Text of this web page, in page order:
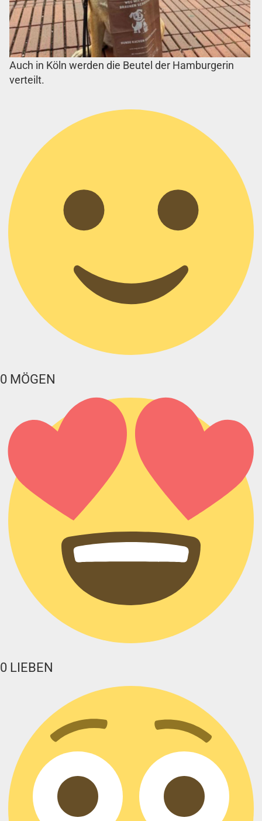
Auch in Köln werden die Beutel der Hamburgerin
verteilt.
0 MÖGEN
0 LIEBEN